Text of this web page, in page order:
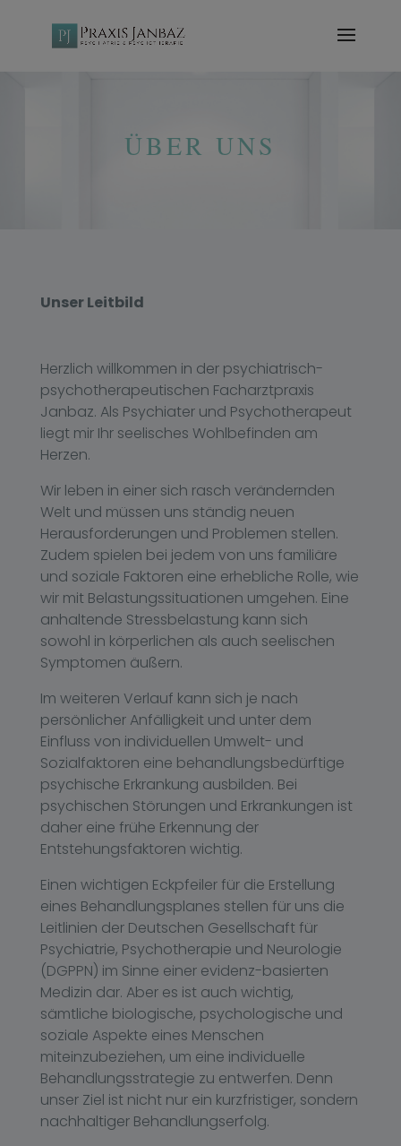
ÜBER UNS
Unser Leitbild
Herzlich willkommen in der psychiatrisch-
psychotherapeutischen Facharztpraxis
Janbaz. Als Psychiater und Psychotherapeut
liegt mir Ihr seelisches Wohlbefinden am
Herzen.
Wir leben in einer sich rasch verändernden
Welt und müssen uns ständig neuen
Herausforderungen und Problemen stellen.
Zudem spielen bei jedem von uns familiäre
und soziale Faktoren eine erhebliche Rolle, wie
wir mit Belastungssituationen umgehen. Eine
anhaltende Stressbelastung kann sich
sowohl in körperlichen als auch seelischen
Symptomen äußern.
Im weiteren Verlauf kann sich je nach
persönlicher Anfälligkeit und unter dem
Einfluss von individuellen Umwelt- und
Sozialfaktoren eine behandlungsbedürftige
psychische Erkrankung ausbilden. Bei
psychischen Störungen und Erkrankungen ist
daher eine frühe Erkennung der
Entstehungsfaktoren wichtig.
Einen wichtigen Eckpfeiler für die Erstellung
eines Behandlungsplanes stellen für uns die
Leitlinien der Deutschen Gesellschaft für
Psychiatrie, Psychotherapie und Neurologie
(DGPPN) im Sinne einer evidenz-basierten
Medizin dar. Aber es ist auch wichtig,
sämtliche biologische, psychologische und
soziale Aspekte eines Menschen
miteinzubeziehen, um eine individuelle
Behandlungsstrategie zu entwerfen. Denn
unser Ziel ist nicht nur ein kurzfristiger, sondern
nachhaltiger Behandlungserfolg.